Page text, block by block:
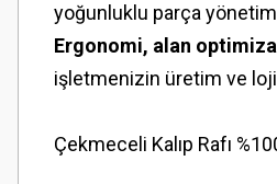
yoğunluklu parça
Ergonomi, alan
işletmenizin üretim ve
Çekmeceli Kalıp Rafı